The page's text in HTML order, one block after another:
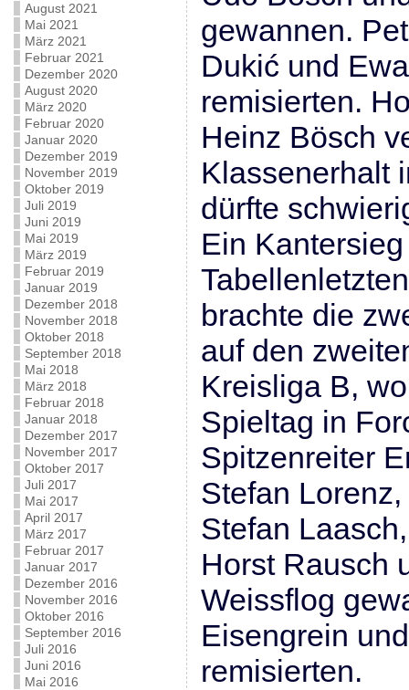
August 2021
Mai 2021
März 2021
Februar 2021
Dezember 2020
August 2020
März 2020
Februar 2020
Januar 2020
Dezember 2019
November 2019
Oktober 2019
Juli 2019
Juni 2019
Mai 2019
März 2019
Februar 2019
Januar 2019
Dezember 2018
November 2018
Oktober 2018
September 2018
Mai 2018
März 2018
Februar 2018
Januar 2018
Dezember 2017
November 2017
Oktober 2017
Juli 2017
Mai 2017
April 2017
März 2017
Februar 2017
Januar 2017
Dezember 2016
November 2016
Oktober 2016
September 2016
Juli 2016
Juni 2016
Mai 2016
gewannen.
Dukić und
remisierten.
Heinz Bösch
Klassenerhalt
dürfte
Ein
brachte die
auf den
Kreisliga B,
Spieltag in
Spitzenreiter
Stefan
Stefan
Horst Rausch
Weissflog
Eisengrein
remisierten.